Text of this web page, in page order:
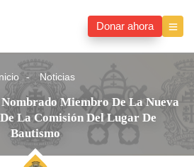
Donar ahora
Noticias
Miembro De La Nueva
La Comisión Del Lugar De
Bautismo